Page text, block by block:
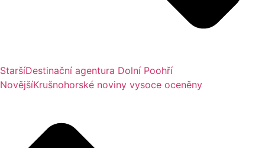
StaršíDestinační agentura Dolní Poohří
NovějšíKrušnohorské noviny vysoce oceněny